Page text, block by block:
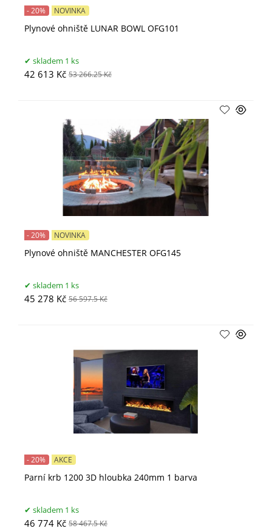
Plynové ohniště LUNAR BOWL OFG101
- 20% NOVINKA
skladem 1 ks
42 613 Kč 53 266.25 Kč
Plynové ohniště MANCHESTER OFG145
- 20% NOVINKA
skladem 1 ks
45 278 Kč 56 597.5 Kč
Parní krb 1200 3D hloubka 240mm 1 barva
- 20% AKCE
skladem 1 ks
46 774 Kč 58 467.5 Kč